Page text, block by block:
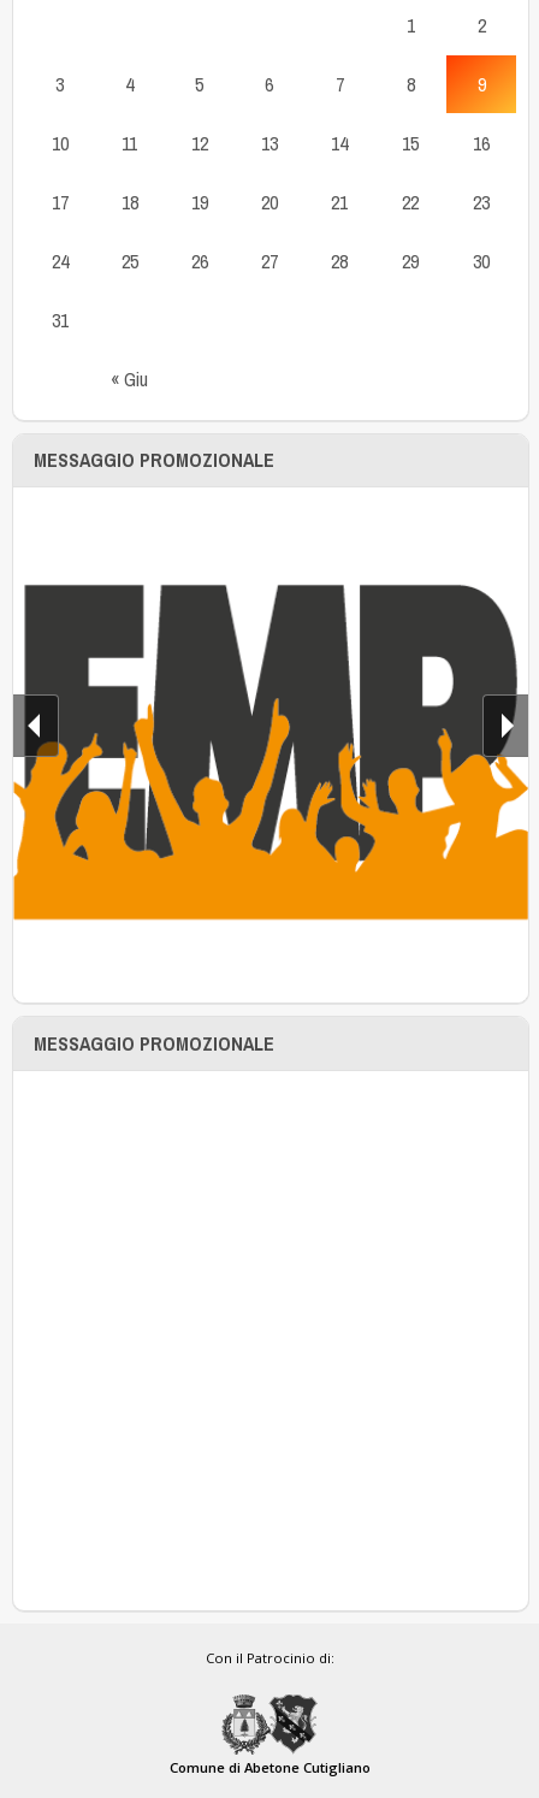
« Giu
1 2
3 4 5 6 7 8 9
10 11 12 13 14 15 16
17 18 19 20 21 22 23
24 25 26 27 28 29 30
31
MESSAGGIO PROMOZIONALE
MESSAGGIO PROMOZIONALE
Con il Patrocinio di:
Comune di Abetone Cutigliano